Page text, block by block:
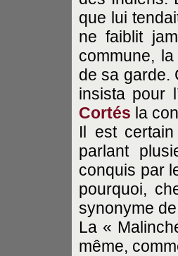
que lui
ne faiblit
commune,
de sa garde.
insista pour
Cortés la
Il est
parlant
conquis par
pourquoi,
synonyme
La «
même,